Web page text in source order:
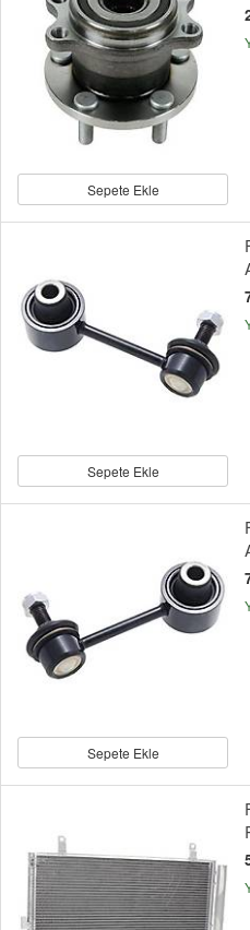
Sepete Ekle
Sepete Ekle
Sepete Ekle